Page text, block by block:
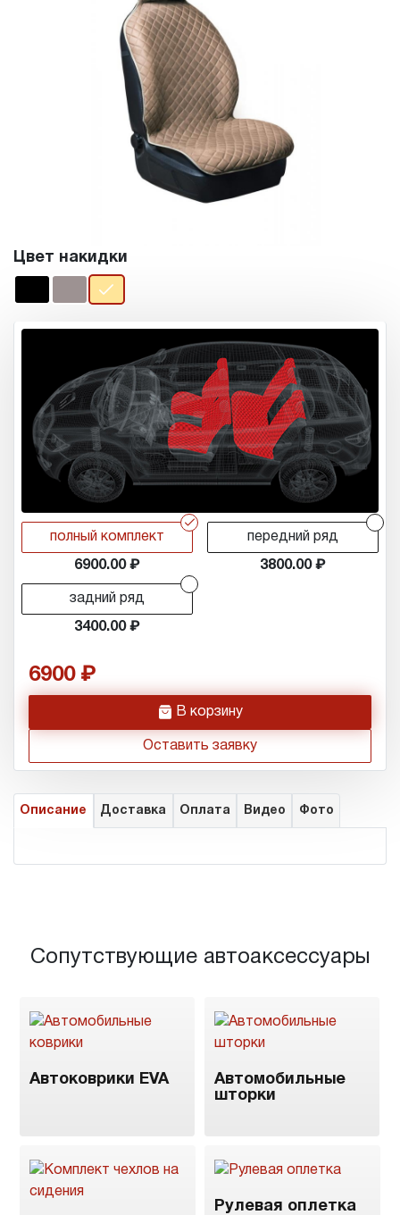
Цвет накидки
r
полный комплект
6900.00
передний ряд
3800.00
задний ряд
3400.00
6900
h В корзину
Оставить заявку
Описание Доставка Оплата Видео Фото
Сопутствующие автоаксессуары
Автоковрики EVA
Автомобильные
шторки
Рулевая оплетка